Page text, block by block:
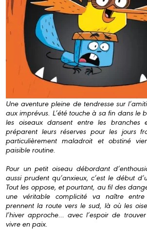
Une aventure pleine de tendresse sur
aux imprévus. L’été touche à sa fin dans le
les oiseaux dansent entre les branches
préparent leurs réserves pour les jours
particulièrement maladroit et obstiné
paisible routine.
Pour un petit oiseau débordant
aussi prudent qu’anxieux, c’est le début
Tout les oppose, et pourtant, au fil des
une véritable complicité va naître
prennent la route vers le sud, là où les
l’hiver approche… avec l’espoir de
vivre en paix.